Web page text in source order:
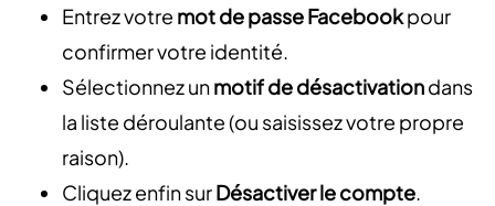
Entrez votre mot de passe Facebookpour
confirmer votre identité.
Sélectionnez unmotif de désactivationdans
la liste déroulante (ou saisissez votre propre
raison).
Cliquez enfin surDésactiver le compte.